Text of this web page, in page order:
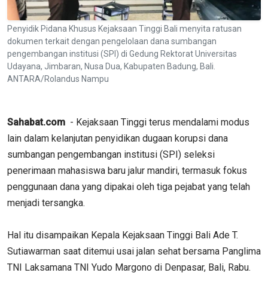
Penyidik Pidana Khusus Kejaksaan Tinggi Bali menyita ratusan
dokumen terkait dengan pengelolaan dana sumbangan
pengembangan institusi (SPI) di Gedung Rektorat Universitas
Udayana, Jimbaran, Nusa Dua, Kabupaten Badung, Bali.
ANTARA/Rolandus Nampu
Sahabat.com - Kejaksaan Tinggi terus mendalami modus
lain dalam kelanjutan penyidikan dugaan korupsi dana
sumbangan pengembangan institusi (SPI) seleksi
penerimaan mahasiswa baru jalur mandiri, termasuk fokus
penggunaan dana yang dipakai oleh tiga pejabat yang telah
menjadi tersangka.
Hal itu disampaikan Kepala Kejaksaan Tinggi Bali Ade T.
Sutiawarman saat ditemui usai jalan sehat bersama Panglima
TNI Laksamana TNI Yudo Margono di Denpasar, Bali, Rabu.